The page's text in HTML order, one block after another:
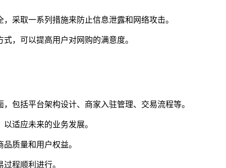
采取一系列措施来防止信息泄露和网络攻击。
，可以提高用户对网购的满意度。
包括平台架构设计、商家入驻管理、交易流程等。
适应未来的业务发展。
质量和用户权益。
程顺利进行。